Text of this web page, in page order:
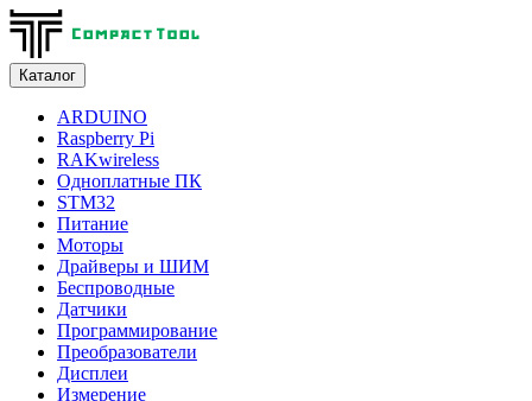
Каталог
ARDUINO
Raspberry Pi
RAKwireless
Одноплатные ПК
STM32
Питание
Моторы
Драйверы и ШИМ
Беспроводные
Датчики
Программирование
Преобразователи
Дисплеи
Измерение